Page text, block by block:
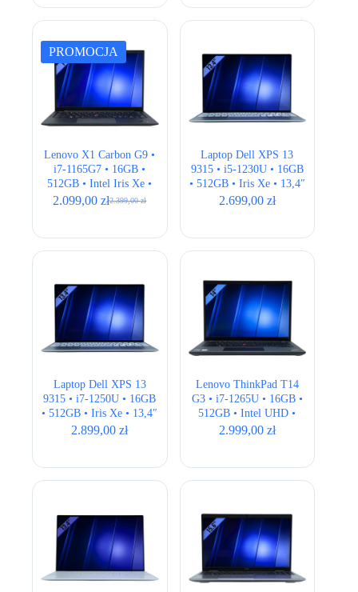
PROMOCJA
Lenovo X1 Carbon G9 •
i7-1165G7 • 16GB •
512GB • Intel Iris Xe •
14″ FHD+2.399,00zł
Pierwotna
wynosiła:
2.399,00 zł.
2.099,00zł
Aktualna
wynosi:
2.099,00 zł.
Laptop Dell XPS 13
9315 • i5-1230U • 16GB
• 512GB • Iris Xe • 13,4″
Full HD+
2.699,00 zł
Laptop Dell XPS 13
9315 • i7-1250U • 16GB
• 512GB • Iris Xe • 13,4″
Full HD+
2.899,00zł
Lenovo ThinkPad T14
G3 • i7-1265U • 16GB •
512GB • Intel UHD •
14,1″ WUXGA •
2.999,00 zł